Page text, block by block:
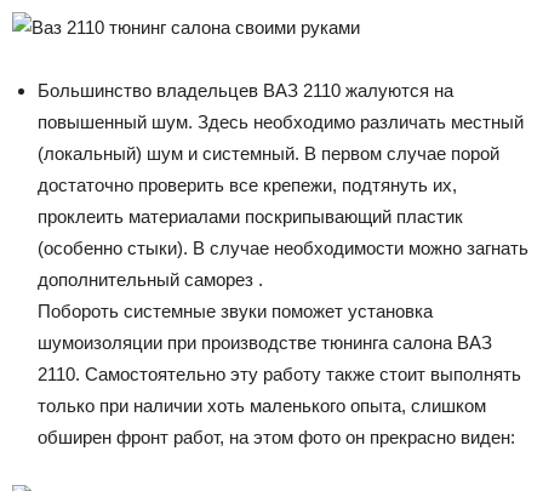
Большинство владельцев ВАЗ 2110 жалуются на
повышенный шум. Здесь необходимо различать местный
(локальный) шум и системный. В первом случае порой
достаточно проверить все крепежи, подтянуть их,
проклеить материалами поскрипывающий пластик
(особенно стыки). В случае необходимости можно загнать
дополнительный саморез .
Побороть системные звуки поможет установка
шумоизоляции при производстве тюнинга салона ВАЗ
2110. Самостоятельно эту работу также стоит выполнять
только при наличии хоть маленького опыта, слишком
обширен фронт работ, на этом фото он прекрасно виден: